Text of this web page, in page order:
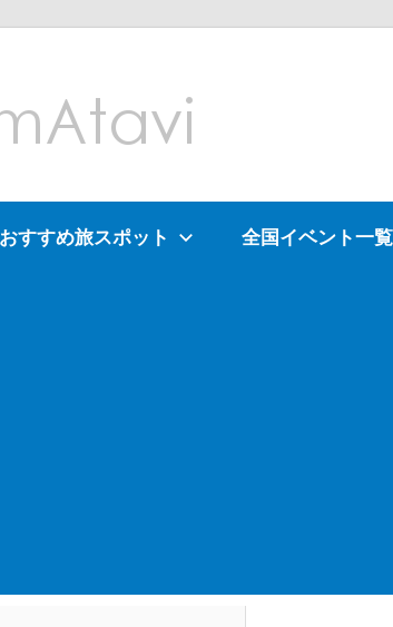
すすめ旅スポット 全国イベント一覧